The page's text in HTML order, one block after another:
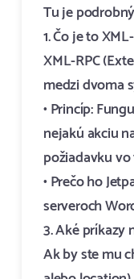
Tu je
1. Čo je to
XML-RPC
medzi dvoma
• Princíp:
nejakú akciu
požiadavku
• Prečo ho
serveroch
3. Aké príkazy
Ak by ste mu